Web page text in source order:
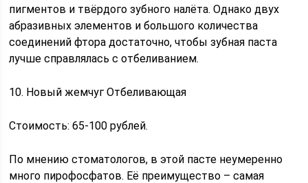
пигментов и твёрдого зубного налёта. Однако двух
абразивных элементов и большого количества
соединений фтора достаточно, чтобы зубная паста
лучше справлялась с отбеливанием.
10. Новый жемчуг Отбеливающая
Стоимость: 65-100 рублей.
По мнению стоматологов, в этой пасте неумеренно
много пирофосфатов. Её преимущество – самая